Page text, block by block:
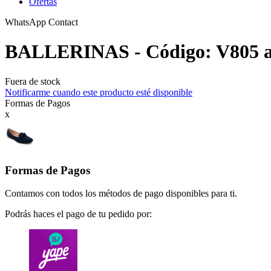
WhatsApp Contact
BALLERINAS - Código: V805
Fuera de stock
Notificarme cuando este producto esté disponible
Formas de Pagos
x
Formas de Pagos
Contamos con todos los métodos de pago disponibles para ti.
Podrás haces el pago de tu pedido por: